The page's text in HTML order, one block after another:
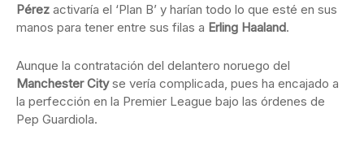
Pérez activaría el ‘Plan B’ y harían todo lo que esté en sus
manos para tener entre sus filas a Erling Haaland.
Aunque la contratación del delantero noruego del
Manchester Cityse vería complicada, pues ha encajado a
la perfección en la Premier League bajo las órdenes de
Pep Guardiola.